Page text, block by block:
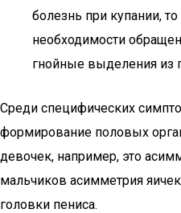
болезнь при купании,
необходимости
гнойные выделения из
Среди специфических
формирование половых
девочек, например, это
мальчиков асимметрия
головки пениса.